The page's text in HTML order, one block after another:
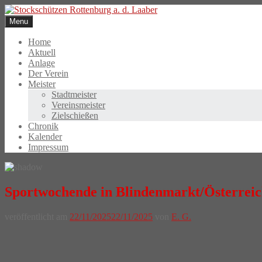
Skip
to
content
Menu
Home
Aktuell
Anlage
Der Verein
Meister
Stadtmeister
Vereinsmeister
Zielschießen
Chronik
Kalender
Impressum
Sportwochende in Blindenmarkt/
22/11/202522/11/2025 E. G.